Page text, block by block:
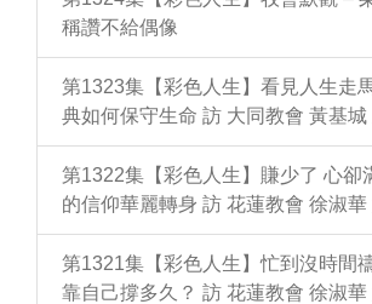
稱讚不給偶像
第1323集【彩色人生】看見人生走
典如何保守生命 訪 大同教會 黃基城
第1322集【彩色人生】賺少了 心卻
的信仰華麗轉身 訪 花蓮教會 徐淑華
第1321集【彩色人生】忙到沒時間
靠自己撐多久？ 訪 花蓮教會 徐淑華